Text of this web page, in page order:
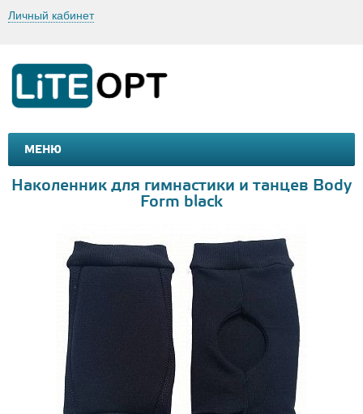
Личный кабинет
МЕНЮ
МАШИНКИ И МОТОЦИКЛЫ
Наколенник для гимнастики и танцев Body
Form black